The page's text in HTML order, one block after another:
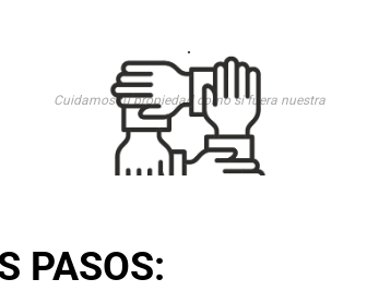
.
Cuidamos tu propiedad como si fuera nuestra
PASOS: